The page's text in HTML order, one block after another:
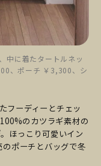
中に着たタートルネッ
、ポーチ ￥3,300、シ
フーディーとチェッ
のカツラギ素材の
ほっこり可愛いイン
ポーチとバッグで冬